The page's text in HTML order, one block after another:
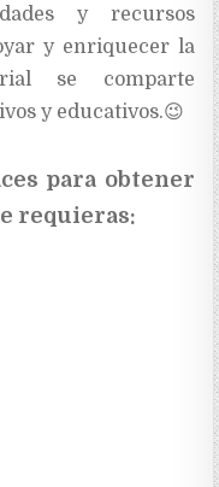
y recursos
y enriquecer la
se comparte
y educativos.😉
para obtener
requieras: